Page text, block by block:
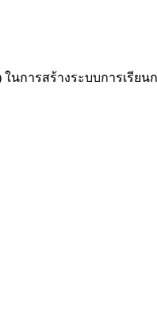
การสร้างระบบการเรียน